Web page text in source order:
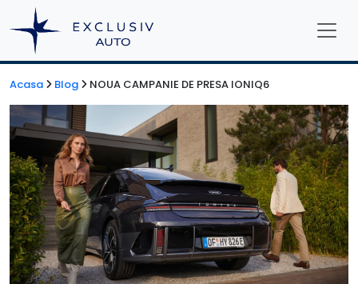
Acasa Blog NOUA CAMPANIE DE PRESA IONIQ6